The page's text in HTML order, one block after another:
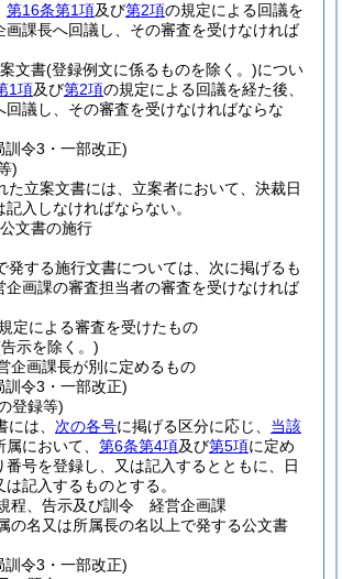
第16条第1項及び第2項の規定による回議を
画課長へ回議し、その審査を受けなければ
文書(登録例文に係るものを除く。)につい
1項及び第2項の規定による回議を経た後、
回議し、その審査を受けなければならな
訓令3・一部改正)
)
た立案文書には、立案者において、決裁日
入しなければならない。
公文書の施行
発する施行文書については、次に掲げるも
企画課の審査担当者の審査を受けなければ
定による審査を受けたもの
示を除く。)
企画課長が別に定めるもの
訓令3・一部改正)
登録等)
には、 次の各号に掲げる区分に応じ、 当該
において、 第6条第4項及び第5項に定め
番号を登録し、又は記入するとともに、日
記入するものとする。
程、告示及び訓令 経営企画課
の名又は所属長の名以上で発する公文書
訓令3・一部改正)